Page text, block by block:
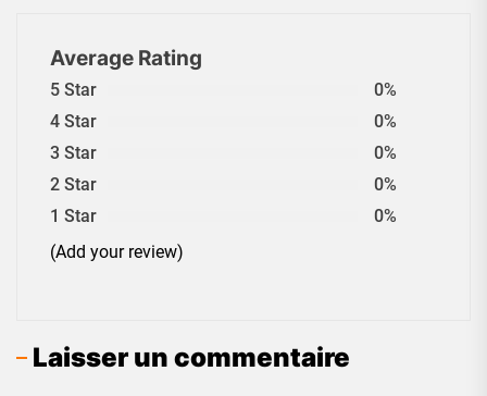
Average Rating
5 Star
0%
4 Star
0%
3 Star
0%
2 Star
0%
1 Star
0%
(Add your review)
Laisser un commentaire